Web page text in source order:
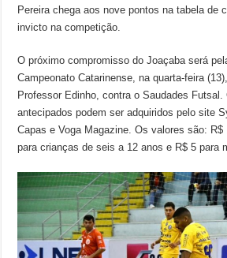
Pereira chega aos nove pontos na tabela de
invicto na competição.
O próximo compromisso do Joaçaba será
Campeonato Catarinense, na quarta-feira
Professor Edinho, contra o Saudades Futsal.
antecipados podem ser adquiridos pelo site
Capas e Voga Magazine. Os valores são:
para crianças de seis a 12 anos e R$ 5 para